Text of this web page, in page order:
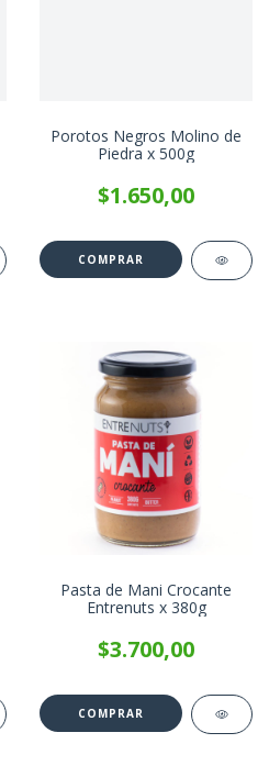
Porotos Negros Molino de
Piedra x 500g
$1.650,00
Pasta de Mani Crocante
Entrenuts x 380g
$3.700,00